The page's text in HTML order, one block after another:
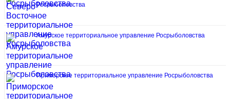
Росрыболовства
Амурское территориальное управление Росрыболовства
Приморское территориальное управление Росрыболовства